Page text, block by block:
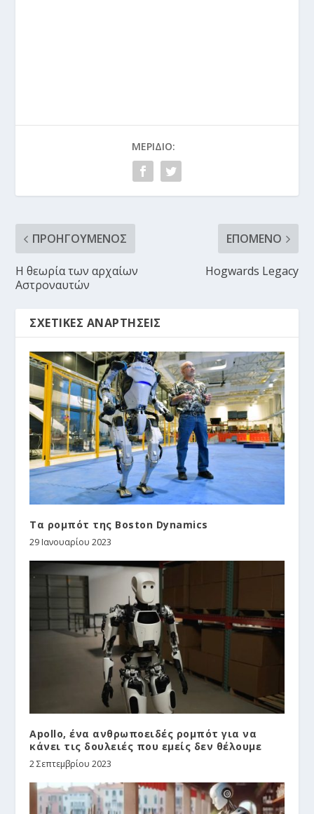
ΜΕΡΊΔΙΟ:
ΠΡΟΗΓΟΎΜΕΝΟΣ
Η θεωρία των αρχαίων
Αστροναυτών
ΕΠΌΜΕΝΟ
Hogwards Legacy
ΣΧΕΤΙΚΈΣ ΑΝΑΡΤΉΣΕΙΣ
Τα ρομπότ της Boston Dynamics
29 Ιανουαρίου 2023
Apollo, ένα ανθρωποειδές ρομπότ για να
κάνει τις δουλειές που εμείς δεν θέλουμε
2 Σεπτεμβρίου 2023